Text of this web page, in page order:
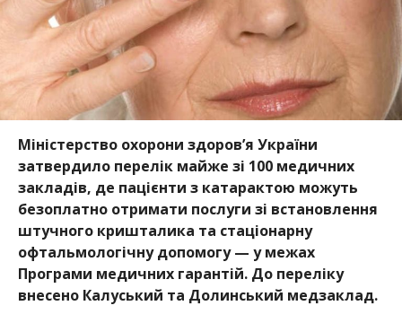
Міністерство охорони здоров’я України
затвердило перелік майже зі 100 медичних
закладів, де пацієнти з катарактою можуть
безоплатно отримати послуги зі встановлення
штучного кришталика та стаціонарну
офтальмологічну допомогу — у межах
Програми медичних гарантій. До переліку
внесено Калуський та Долинський медзаклад.